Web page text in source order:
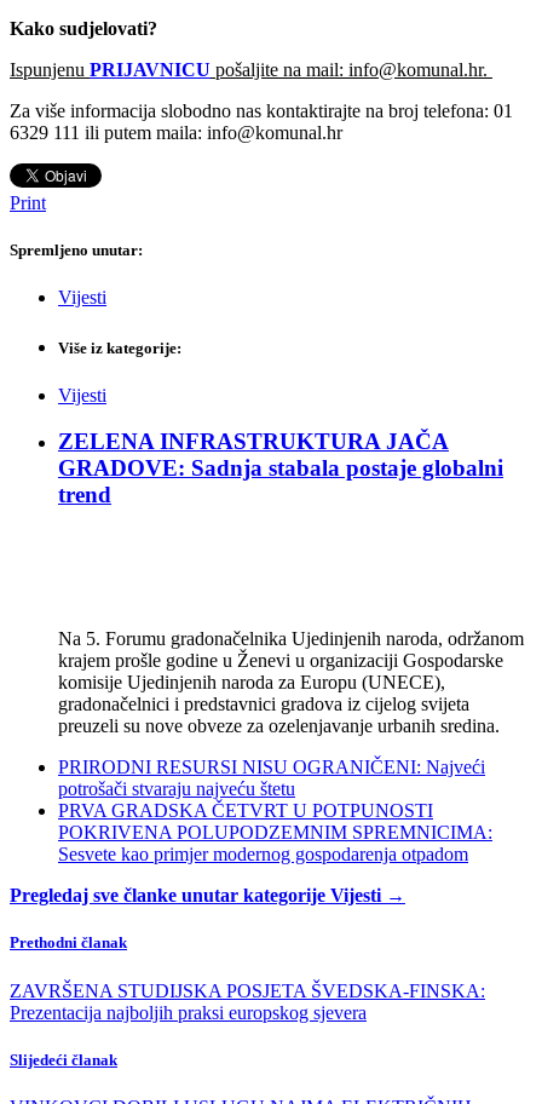
Kako sudjelovati?
Ispunjenu PRIJAVNICU pošaljite na mail: info@komunal.hr.
Za više informacija slobodno nas kontaktirajte na broj telefona: 01
6329 111 ili putem maila: info@komunal.hr
Print
Spremljeno unutar:
Vijesti
Više iz kategorije:
Vijesti
ZELENA INFRASTRUKTURA JAČA
GRADOVE: Sadnja stabala postaje globalni
trend
Na 5. Forumu gradonačelnika Ujedinjenih naroda, održanom
krajem prošle godine u Ženevi u organizaciji Gospodarske
komisije Ujedinjenih naroda za Europu (UNECE),
gradonačelnici i predstavnici gradova iz cijelog svijeta
preuzeli su nove obveze za ozelenjavanje urbanih sredina.
PRIRODNI RESURSI NISU OGRANIČENI: Najveći
potrošači stvaraju najveću štetu
PRVA GRADSKA ČETVRT U POTPUNOSTI
POKRIVENA POLUPODZEMNIM SPREMNICIMA:
Sesvete kao primjer modernog gospodarenja otpadom
Pregledaj sve članke unutar kategorije Vijesti →
Prethodni članak
ZAVRŠENA STUDIJSKA POSJETA ŠVEDSKA-FINSKA:
Prezentacija najboljih praksi europskog sjevera
Slijedeći članak